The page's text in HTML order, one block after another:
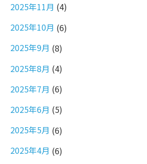
2025年11月 (4)
2025年10月 (6)
2025年9月 (8)
2025年8月 (4)
2025年7月 (6)
2025年6月 (5)
2025年5月 (6)
2025年4月 (6)